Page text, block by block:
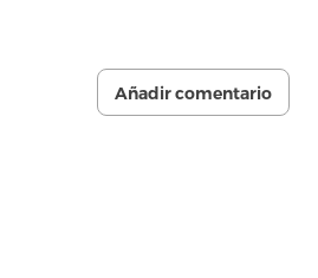
Añadir comentario